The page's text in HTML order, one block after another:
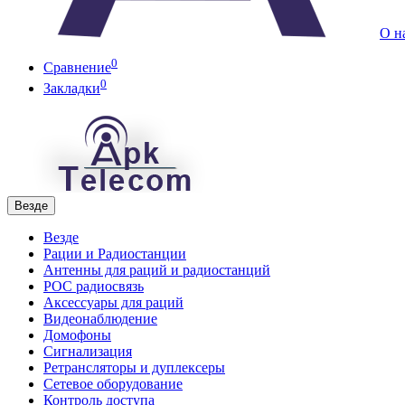
О
Сравнение0
Закладки0
Везде
Везде
Рации и Радиостанции
Антенны для раций и радиостанций
POC радиосвязь
Аксессуары для раций
Видеонаблюдение
Домофоны
Сигнализация
Ретрансляторы и дуплексеры
Сетевое оборудование
Контроль доступа